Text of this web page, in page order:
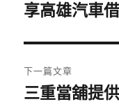
導
覽
一
文
章:
享高雄汽車
下一篇文章
下
三重當舖提